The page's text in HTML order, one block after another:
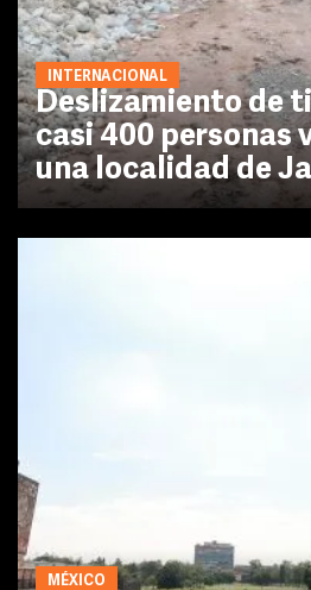
INTERNACIONAL
Deslizamiento de
casi 400 personas
una localidad de
MÉXICO